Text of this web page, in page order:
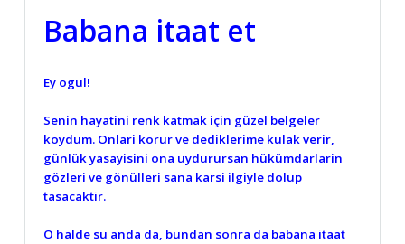
Babana itaat et
Ey ogul!
Senin hayatini renk katmak için güzel belgeler
koydum. Onlari korur ve dediklerime kulak verir,
günlük yasayisini ona uydurursan hükümdarlarin
gözleri ve gönülleri sana karsi ilgiyle dolup
tasacaktir.
O halde su anda da, bundan sonra da babana itaat